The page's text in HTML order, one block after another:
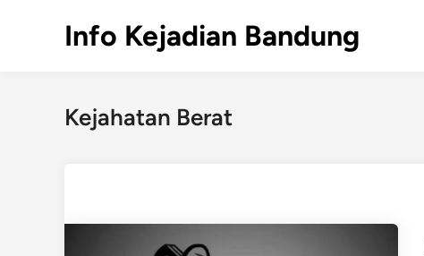
Info Kejadian Bandung
Kejahatan Berat